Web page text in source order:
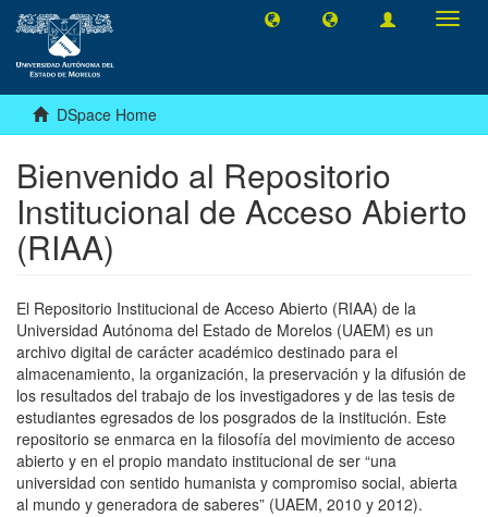
DSpace Home
Bienvenido al Repositorio
Institucional de Acceso Abierto
(RIAA)
El Repositorio Institucional de Acceso Abierto (RIAA) de la
Universidad Autónoma del Estado de Morelos (UAEM) es un
archivo digital de carácter académico destinado para el
almacenamiento, la organización, la preservación y la difusión de
los resultados del trabajo de los investigadores y de las tesis de
estudiantes egresados de los posgrados de la institución. Este
repositorio se enmarca en la filosofía del movimiento de acceso
abierto y en el propio mandato institucional de ser “una
universidad con sentido humanista y compromiso social, abierta
al mundo y generadora de saberes” (UAEM, 2010 y 2012).